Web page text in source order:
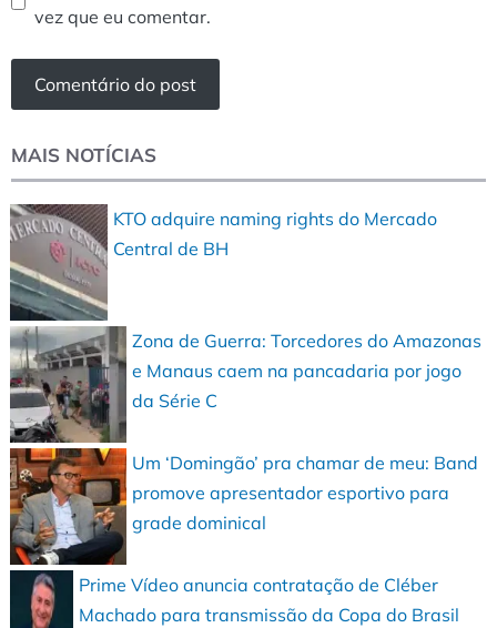
vez que eu comentar.
MAIS NOTÍCIAS
KTO adquire naming rights do Mercado
Central de BH
Zona de Guerra: Torcedores do Amazonas
e Manaus caem na pancadaria por jogo
da Série C
Um ‘Domingão’ pra chamar de meu: Band
promove apresentador esportivo para
grade dominical
Prime Vídeo anuncia contratação de Cléber
Machado para transmissão da Copa do Brasil